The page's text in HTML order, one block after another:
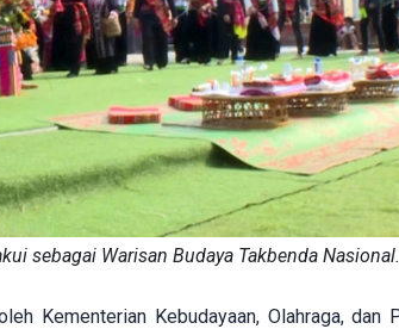
sebagai Warisan Budaya Takbenda
Kementerian Kebudayaan, Olahraga, dan